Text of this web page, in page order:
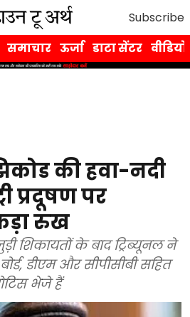
Subscribe
समाचार ऊर्जा डाटा सेंटर वीडियो
की हवा-नदी
प्रदूषण पर
रुख
शिकायतों के बाद ट्रिब्यूनल ने
डीएम और सीपीसीबी सहित
भेजे हैं